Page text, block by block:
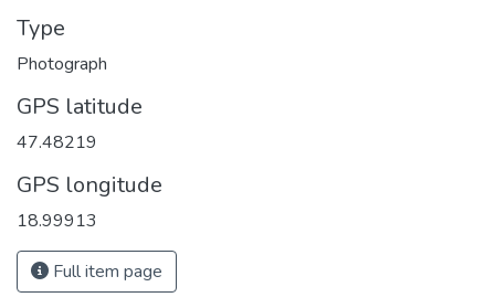
Type
Photograph
GPS latitude
47.48219
GPS longitude
18.99913
Full item page